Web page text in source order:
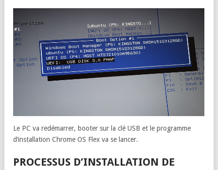
Le PC va redémarrer, booter sur la clé USB et le programme
d’installation Chrome OS Flex va se lancer.
PROCESSUS D’INSTALLATION DE